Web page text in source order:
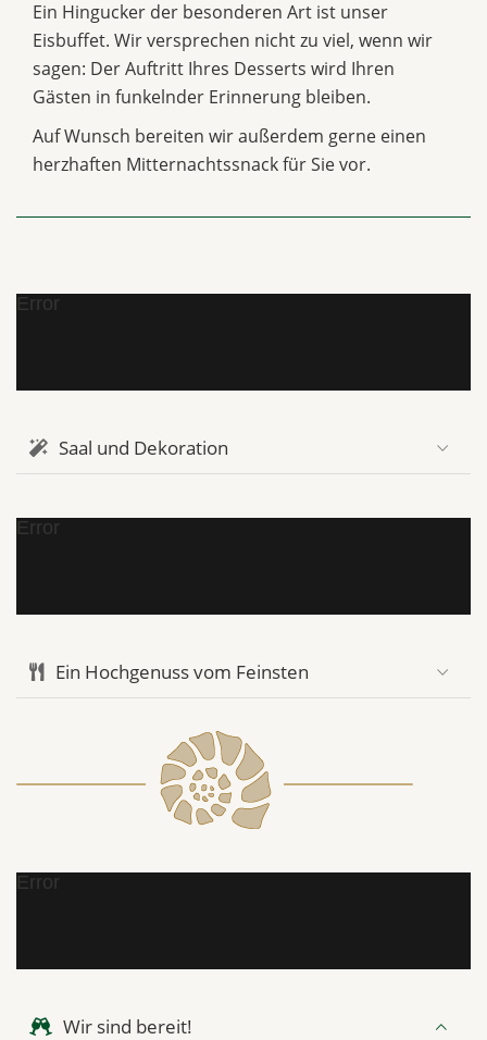
Ein Hingucker der besonderen Art ist unser
Eisbuffet. Wir versprechen nicht zu viel, wenn wir
sagen: Der Auftritt Ihres Desserts wird Ihren
Gästen in funkelnder Erinnerung bleiben.
Auf Wunsch bereiten wir außerdem gerne einen
herzhaften Mitternachtssnack für Sie vor.
Error
Saal und Dekoration
Error
Ein Hochgenuss vom Feinsten
Error
Wir sind bereit!